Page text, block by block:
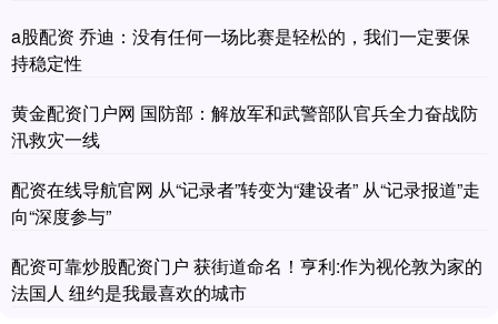
a股配资 乔迪：没有任何一场比赛是轻松的，我们一定要保
持稳定性
黄金配资门户网 国防部：解放军和武警部队官兵全力奋战防
汛救灾一线
配资在线导航官网 从“记录者”转变为“建设者” 从“记录报道”走
向“深度参与”
配资可靠炒股配资门户 获街道命名！亨利:作为视伦敦为家的
法国人 纽约是我最喜欢的城市